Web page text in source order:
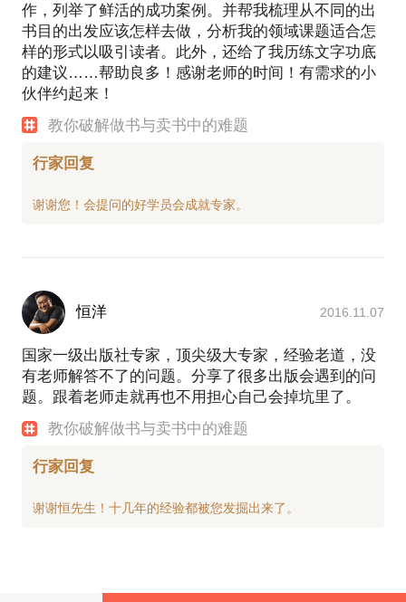
作，列举了鲜活的成功案例。并帮我梳理从不同的出
书目的出发应该怎样去做，分析我的领域课题适合怎
样的形式以吸引读者。此外，还给了我历练文字功底
的建议……帮助良多！感谢老师的时间！有需求的小
伙伴约起来！
教你破解做书与卖书中的难题
行家回复
恒洋 2016.11.07
国家一级出版社专家，顶尖级大专家，经验老道，没
有老师解答不了的问题。分享了很多出版会遇到的问
题。跟着老师走就再也不用担心自己会掉坑里了。
教你破解做书与卖书中的难题
行家回复